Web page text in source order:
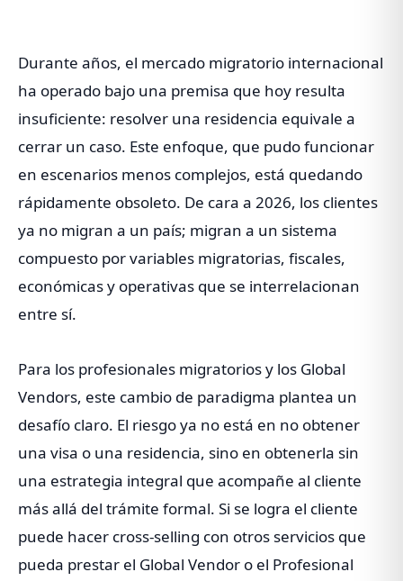
Durante años, el mercado migratorio internacional
ha operado bajo una premisa que hoy resulta
insuficiente: resolver una residencia equivale a
cerrar un caso. Este enfoque, que pudo funcionar
en escenarios menos complejos, está quedando
rápidamente obsoleto. De cara a 2026, los clientes
ya no migran a un país; migran a un sistema
compuesto por variables migratorias, fiscales,
económicas y operativas que se interrelacionan
entre sí.
Para los profesionales migratorios y los Global
Vendors, este cambio de paradigma plantea un
desafío claro. El riesgo ya no está en no obtener
una visa o una residencia, sino en obtenerla sin
una estrategia integral que acompañe al cliente
más allá del trámite formal. Si se logra el cliente
puede hacer cross-selling con otros servicios que
pueda prestar el Global Vendor o el Profesional